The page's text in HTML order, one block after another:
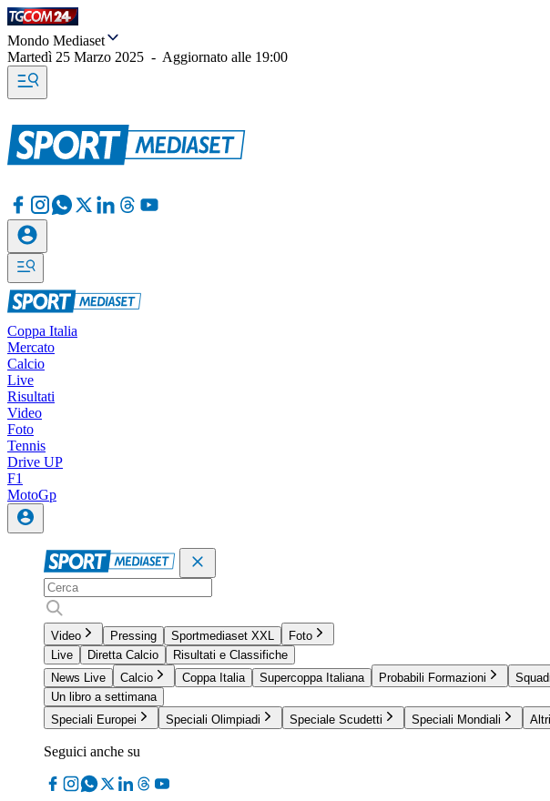
Mondo Mediaset
Martedì 25 Marzo 2025 - Aggiornato alle 19:00
Coppa Italia
Mercato
Calcio
Live
Risultati
Video
Foto
Tennis
Drive UP
F1
MotoGp
Video Pressing Sportmediaset XXL
Foto
Live
Diretta Calcio
Risultati e Classifiche
News Live
Calcio Coppa Italia Supercoppa Italiana Probabili Formazioni
Un libro a settimana
Speciali Europei
Speciali Olimpiadi Speciale Scudetti Speciali Mondiali
Seguici anche su